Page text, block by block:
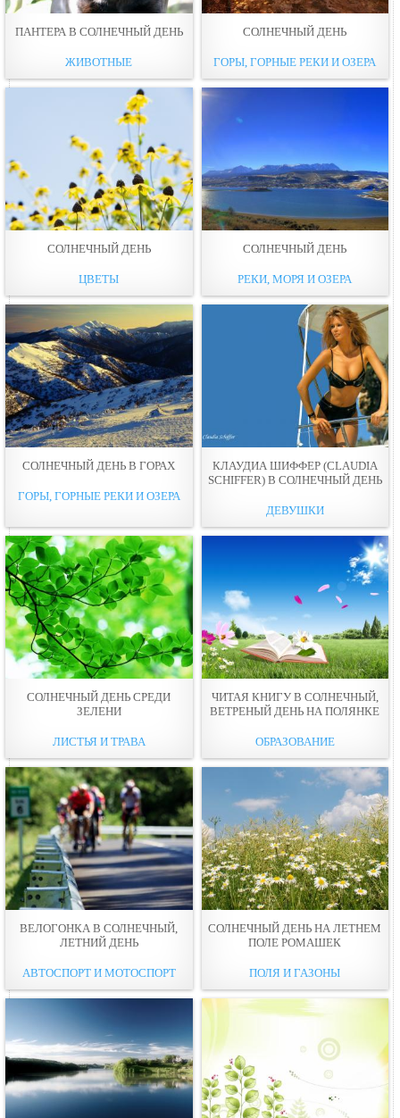
ПАНТЕРА В СОЛНЕЧНЫЙ ДЕНЬ
ЖИВОТНЫЕ
СОЛНЕЧНЫЙ ДЕНЬ
ГОРЫ, ГОРНЫЕ РЕКИ И ОЗЕРА
СОЛНЕЧНЫЙ ДЕНЬ
ЦВЕТЫ
СОЛНЕЧНЫЙ ДЕНЬ
РЕКИ, МОРЯ И ОЗЕРА
СОЛНЕЧНЫЙ ДЕНЬ В ГОРАХ
ГОРЫ, ГОРНЫЕ РЕКИ И ОЗЕРА
КЛАУДИА ШИФФЕР (CLAUDIA
SCHIFFER) В СОЛНЕЧНЫЙ ДЕНЬ
ДЕВУШКИ
СОЛНЕЧНЫЙ ДЕНЬ СРЕДИ
ЗЕЛЕНИ
ЛИСТЬЯ И ТРАВА
ЧИТАЯ КНИГУ В СОЛНЕЧНЫЙ,
ВЕТРЕНЫЙ ДЕНЬ НА ПОЛЯНКЕ
ОБРАЗОВАНИЕ
ВЕЛОГОНКА В СОЛНЕЧНЫЙ,
ЛЕТНИЙ ДЕНЬ
АВТОСПОРТ И МОТОСПОРТ
СОЛНЕЧНЫЙ ДЕНЬ НА ЛЕТНЕМ
ПОЛЕ РОМАШЕК
ПОЛЯ И ГАЗОНЫ